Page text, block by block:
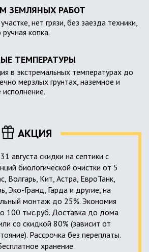
ЗЕМЛЯНЫХ РАБОТ
нет грязи, без заезда техники,
копка.
ТЕМПЕРАТУРЫ
в экстремальных температурах до
мерзлых грунтах, наземное и
АКЦИЯ
августа скидки на септики с
биологической очистки от 5
Волгарь, Кит, Астра, ЕвроТанк,
Эко-Гранд, Гарда и другие, на
монтаж до 25%. Экономия
100 тыс.руб. Доставка до дома
со скидкой 80% (зависит от
Рассрочка без переплаты.
хранение